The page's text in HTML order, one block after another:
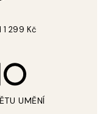
299 Kč
UMĚNÍ